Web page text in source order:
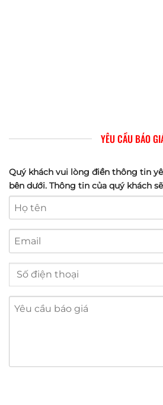
YÊU CẦU BÁO
Quý khách vui lòng điền thông tin
bên dưới. Thông tin của quý khách